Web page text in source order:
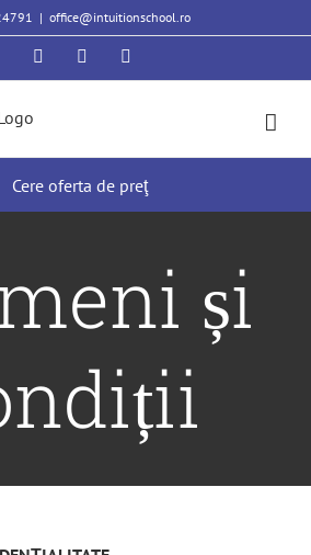
| office@intuitionschool.ro
FacebookTwitter YouTube
Cere oferta de preţ
și